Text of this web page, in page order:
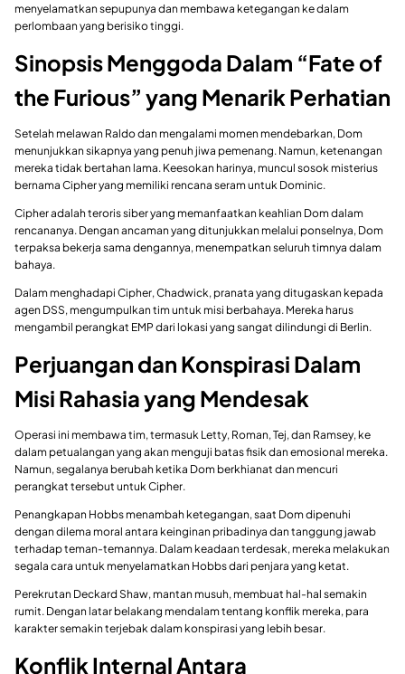
menyelamatkan sepupunya dan membawa ketegangan ke dalam
perlombaan yang berisiko tinggi.
Sinopsis Menggoda Dalam “Fate of
the Furious” yang Menarik Perhatian
Setelah melawan Raldo dan mengalami momen mendebarkan, Dom
menunjukkan sikapnya yang penuh jiwa pemenang. Namun, ketenangan
mereka tidak bertahan lama. Keesokan harinya, muncul sosok misterius
bernama Cipher yang memiliki rencana seram untuk Dominic.
Cipher adalah teroris siber yang memanfaatkan keahlian Dom dalam
rencananya. Dengan ancaman yang ditunjukkan melalui ponselnya, Dom
terpaksa bekerja sama dengannya, menempatkan seluruh timnya dalam
bahaya.
Dalam menghadapi Cipher, Chadwick, pranata yang ditugaskan kepada
agen DSS, mengumpulkan tim untuk misi berbahaya. Mereka harus
mengambil perangkat EMP dari lokasi yang sangat dilindungi di Berlin.
Perjuangan dan Konspirasi Dalam
Misi Rahasia yang Mendesak
Operasi ini membawa tim, termasuk Letty, Roman, Tej, dan Ramsey, ke
dalam petualangan yang akan menguji batas fisik dan emosional mereka.
Namun, segalanya berubah ketika Dom berkhianat dan mencuri
perangkat tersebut untuk Cipher.
Penangkapan Hobbs menambah ketegangan, saat Dom dipenuhi
dengan dilema moral antara keinginan pribadinya dan tanggung jawab
terhadap teman-temannya. Dalam keadaan terdesak, mereka melakukan
segala cara untuk menyelamatkan Hobbs dari penjara yang ketat.
Perekrutan Deckard Shaw, mantan musuh, membuat hal-hal semakin
rumit. Dengan latar belakang mendalam tentang konflik mereka, para
karakter semakin terjebak dalam konspirasi yang lebih besar.
Konflik Internal Antara